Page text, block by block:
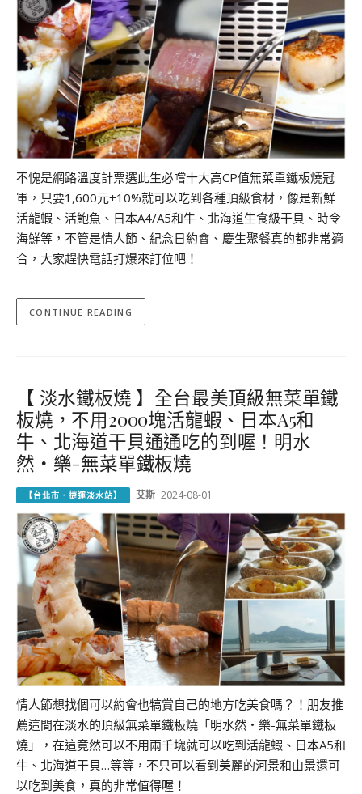
不愧是網路溫度計票選此生必嚐十大高CP值無菜單鐵板燒冠
軍，只要1,600元+10%就可以吃到各種頂級食材，像是新鮮
活龍蝦、活鮑魚、日本A4/A5和牛、北海道生食級干貝、時令
海鮮等，不管是情人節、紀念日約會、慶生聚餐真的都非常適
合，大家趕快電話打爆來訂位吧！
CONTINUE READING
【 淡水鐵板燒 】全台最美頂級無菜單鐵
板燒，不用2000塊活龍蝦、日本A5和
牛、北海道干貝通通吃的到喔！明水
然・樂-無菜單鐵板燒
【台北市．捷運淡水站】 艾斯 2024-08-01
情人節想找個可以約會也犒賞自己的地方吃美食嗎？！朋友推
薦這間在淡水的頂級無菜單鐵板燒「明水然・樂-無菜單鐵板
燒」，在這竟然可以不用兩千塊就可以吃到活龍蝦、日本A5和
牛、北海道干貝…等等，不只可以看到美麗的河景和山景還可
以吃到美食，真的非常值得喔！